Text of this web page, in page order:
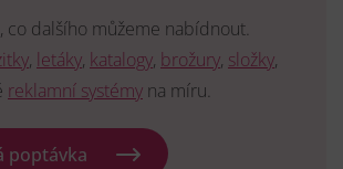
co dalšího můžeme nabídnout.
, letáky, katalogy, brožury, složky,
reklamní systémy na míru.
poptávka